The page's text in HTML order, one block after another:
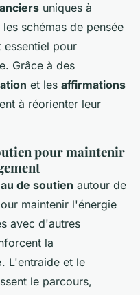
uniques à
schémas de pensée
essentiel pour
Grâce à des
et les affirmations
à réorienter leur
pour maintenir
de soutien autour de
maintenir l'énergie
avec d'autres
la
. L'entraide et le
le parcours,